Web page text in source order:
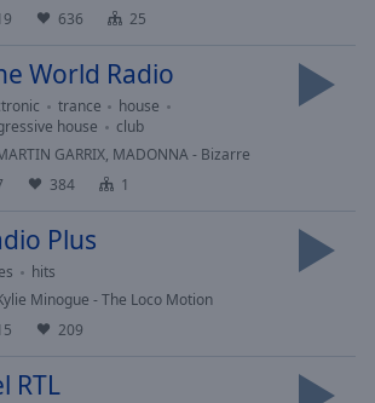
636 25
World Radio
trance
house
house
club
GARRIX, MADONNA - Bizarre
384 1
Plus
hits
Minogue - The Loco Motion
209
RTL